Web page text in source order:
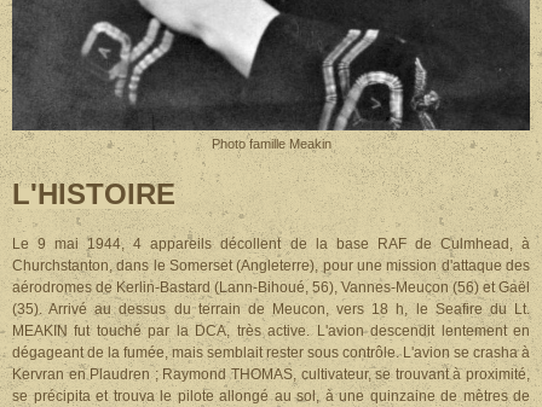
Photo famille Meakin
L'HISTOIRE
Le 9 mai 1944, 4 appareils décollent de la base RAF de Culmhead, à
Churchstanton, dans le Somerset (Angleterre), pour une mission d'attaque des
aérodromes de Kerlin-Bastard (Lann-Bihoué, 56), Vannes-Meucon (56) et Gaël
(35). Arrivé au dessus du terrain de Meucon, vers 18 h, le Seafire du Lt.
MEAKIN fut touché par la DCA, très active. L'avion descendit lentement en
dégageant de la fumée, mais semblait rester sous contrôle. L'avion se crasha à
Kervran en Plaudren ; Raymond THOMAS, cultivateur, se trouvant à proximité,
se précipita et trouva le pilote allongé au sol, à une quinzaine de mètres de